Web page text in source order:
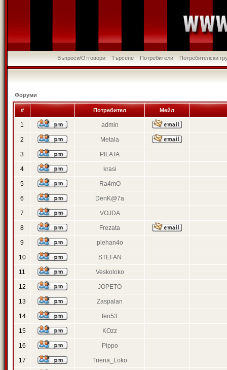
Въпроси/Отговори Търсене Потребители Потребителски
Форуми
# Потребител Мейл
1 admin
2 Metala
3 PILATA
4 krasi
5 Ra4mO
6 DenK@7a
7 VOJDA
8 Frezata
9 plehan4o
10 STEFAN
11 Veskoloko
12 JOPETO
13 Zaspalan
14 fen53
15 KOzz
16 Pippo
17 Triena_Loko